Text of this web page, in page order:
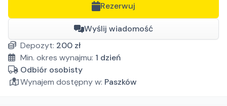
Rezerwuj
Wyślij wiadomość
Depozyt: 200 zł
Min. okres wynajmu: 1 dzień
Odbiór osobisty
Wynajem dostępny w: Paszków